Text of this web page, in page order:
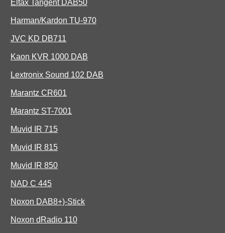
Eltax Tangent DAB50
Harman/Kardon TU-970
JVC KD DB711
Kaon KVR 1000 DAB
Lextronix Sound 102 DAB
Marantz CR601
Marantz ST-7001
Muvid IR 715
Muvid IR 815
Muvid IR 850
NAD C 445
Noxon DAB8+)-Stick
Noxon dRadio 110